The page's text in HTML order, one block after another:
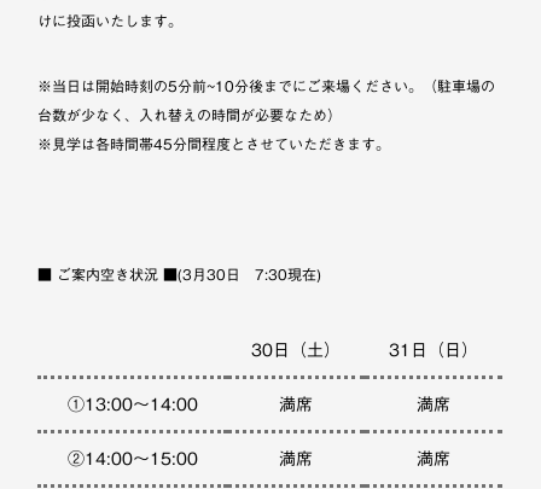
けに投函いたします。
※当日は開始時刻の5分前~10分後までにご来場ください。（駐車場の
台数が少なく、入れ替えの時間が必要なため）
※見学は各時間帯45分間程度とさせていただきます。
■ ご案内空き状況 ■(3月30日 7:30現在)
30日（土） 31日（日）
①13:00～14:00 満席 満席
②14:00～15:00 満席 満席